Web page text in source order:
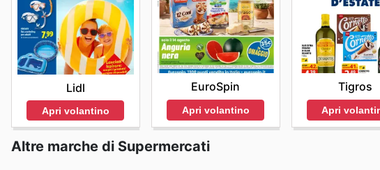
produttiva. In un mercato sempre più dinamico, avere la
un vero e proprio punto di forza. Iper Romagnolo si impegna a
ogni visita al loro sito si traduca in un'opportunità concreta di
Romagnolo: visita ora il loro sito.
Lidl
Apri volantino
EuroSpin
Apri volantino
Tigros
Apri
Altre marche di Supermercati